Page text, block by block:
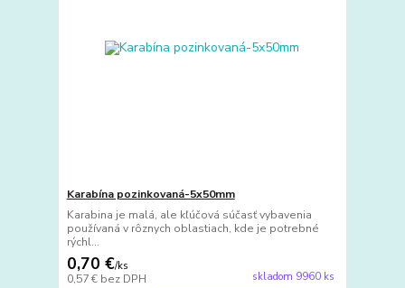
Karabína pozinkovaná-5x50mm
Karabina je malá, ale kľúčová súčasť vybavenia
používaná v rôznych oblastiach, kde je potrebné
rýchl...
0,70 €/ks
0,57 € bez DPH skladom 9960 ks